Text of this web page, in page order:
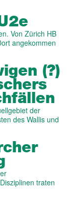
Von Zürich HB
angekommen
(?)
der
des Wallis und
traten